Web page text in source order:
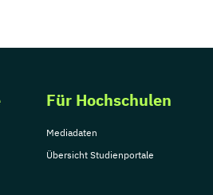
Für Hochschulen
Mediadaten
Übersicht Studienportale